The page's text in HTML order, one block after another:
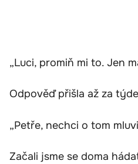
„Luci, promiň mi to. Jen
Odpověď přišla až za
„Petře, nechci o tom
Začali jsme se doma